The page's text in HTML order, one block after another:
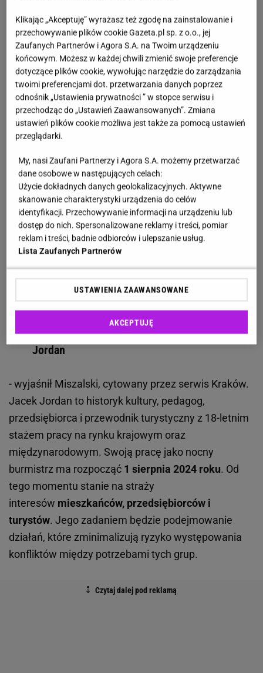
transportu
Kraków wydarzenia. Powołano burmistrza nocnego
Nabór na nowe stanowisko został ogłoszony pod
koniec czerwca tego roku,z inicjatywy prezydenta
historycznej stolicy PolskiAleksandra
Miszalskiego. Do konkursu zgłosiło się 21 osób, z
czego 13 zakwalifikowało się do testu wiedzy.
Natomiast w rozmowach rozstrzygających
udział już tylko ośmiu kandydatów.
Kandydatem, który spełnił w trakcie naboru
wszystkie wymagania formalne, uzyskał
najwyższy wynik podczas poszczególnych
i rozmowy kwalifikacyjnej, przedstawił
najbardziej trafną koncepcję pracy Komisji
Zrównoważonej Gospodarki Nocy oraz plan
działania na najbliższy rok, jest pan Jacek
Jordan
- wyjaśnił Miszalski, cytowany przez serwis Kraków.
Jacek Jordan to historyk kultury, pedagog,
przedsiębiorca i przewodnik turystyczny z 18-letnim
stażem pracy na rynku krajowym oraz
międzynarodowym. Swoją pracę jako nocny
burmistrz ma rozpocząć 1 sierpnia 2024 roku. Od
tego momentu stanie na straży
interesów mieszkańców, przedsiębiorców i
turystów. Jego zadaniem będzie podejmowanie
działań, które zminimalizują ryzyko występowania
konfliktów między potrzebami tych grup.
Klikając „Akceptuję” wyrażasz też zgodę na zainstalowanie i
przechowywanie plików cookie Gazeta.pl sp. z o.o., jej
Zaufanych Partnerów i Agora S.A. na Twoim urządzeniu
końcowym. Możesz w każdej chwili zmienić swoje preferencje
dotyczące plików cookie, wywołując narzędzie do zarządzania
twoimi preferencjami dot. przetwarzania danych poprzez
odnośnik „Ustawienia prywatności ” w stopce serwisu i
przechodząc do „Ustawień Zaawansowanych”. Zmiana
ustawień plików cookie możliwa jest także za pomocą ustawień
przeglądarki.
My, nasi Zaufani Partnerzy i Agora S.A. możemy przetwarzać
dane osobowe w następujących celach:
Użycie dokładnych danych geolokalizacyjnych. Aktywne
skanowanie charakterystyki urządzenia do celów
identyfikacji. Przechowywanie informacji na urządzeniu lub
dostęp do nich. Spersonalizowane reklamy i treści, pomiar
reklam i treści, badnie odbiorców i ulepszanie usług.
Lista Zaufanych Partnerów
USTAWIENIA ZAAWANSOWANE
AKCEPTUJĘ